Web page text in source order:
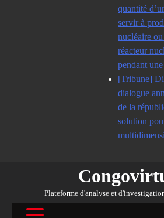
quantité
servir à
nucléaire
réacteur
pendant
[Tribune]
dialogue
de la
solution
Plateforme d'analyse et